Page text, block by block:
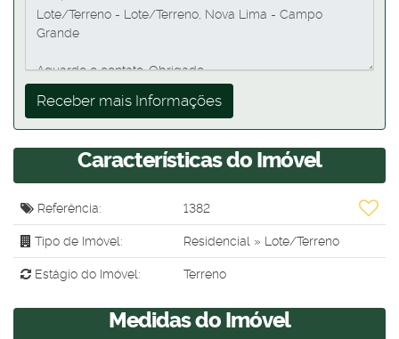
Características do Imóvel
Referência: 1382
Tipo de Imóvel: Residencial » Lote/Terreno
Estágio do Imóvel: Terreno
Medidas do Imóvel